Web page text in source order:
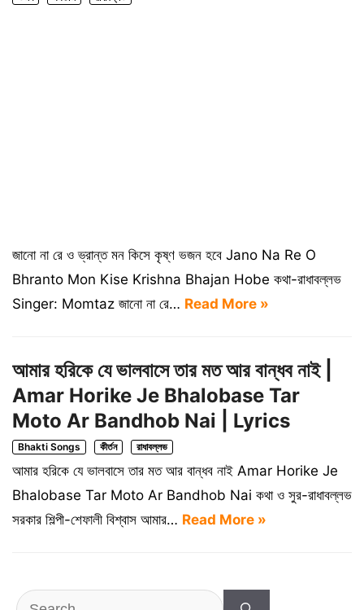
জানো না রে ও ভ্রান্ত মন কিসে কৃষ্ণ ভজন হবে Jano Na Re O
Bhranto Mon Kise Krishna Bhajan Hobe কথা-রাধাবল্লভ
Singer: Momtaz জানো না রে… Read More »
আমার হরিকে যে ভালবাসে তার মত আর বান্ধব নাই |
Amar Horike Je Bhalobase Tar
Moto Ar Bandhob Nai | Lyrics
Bhakti Songs কীর্তন রাধাবল্লভ
আমার হরিকে যে ভালবাসে তার মত আর বান্ধব নাই Amar Horike Je
Bhalobase Tar Moto Ar Bandhob Nai কথা ও সুর-রাধাবল্লভ
সরকার শিল্পী-শেফালী বিশ্বাস আমার… Read More »
Search